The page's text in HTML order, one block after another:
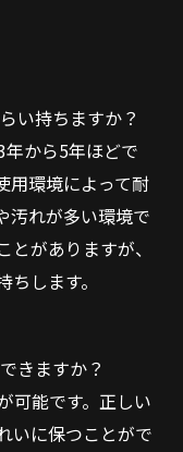
い持ちますか？
から5年ほどで
用環境によって耐
汚れが多い環境で
がありますが、
します。
きますか？
可能です。正しい
いに保つことがで